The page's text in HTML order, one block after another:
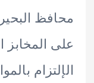
البحيرة،
البلدية